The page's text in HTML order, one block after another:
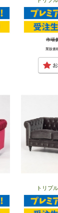
市場
業販価
トリプ